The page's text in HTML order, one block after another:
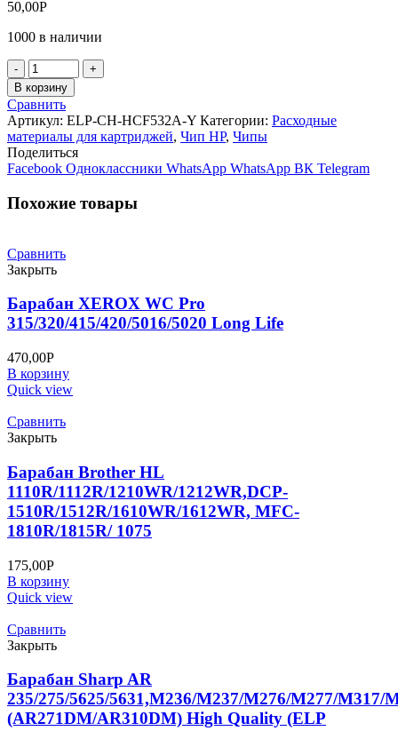
50,00Р
1000 в наличии
Количество
товара
Чип
HP
Color
LaserJet
M180/181
(CF532A)
0.9K
В корзину
Сравнить
Артикул: ELP-CH-HCF532A-Y Категории: Расходные
материалы для картриджей, Чип НР, Чипы
Поделиться
Facebook Одноклассники WhatsApp WhatsApp ВК Telegram
Похожие товары
Сравнить
Закрыть
Барабан XEROX WC Pro
315/320/415/420/5016/5020 Long Life
470,00Р
В корзину
Quick view
Сравнить
Закрыть
Барабан Brother HL
1110R/1112R/1210WR/1212WR,DCP-
1510R/1512R/1610WR/1612WR, MFC-
1810R/1815R/ 1075
175,00Р
В корзину
Quick view
Сравнить
Закрыть
Барабан Sharp AR
235/275/5625/5631,M236/M237/M276/M277/M317/
(AR271DM/AR310DM) High Quality (ELP